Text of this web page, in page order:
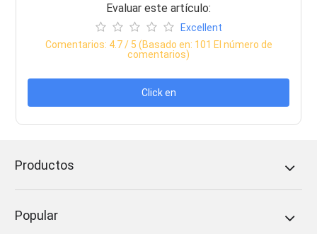
Evaluar este artículo:
Excellent
Comentarios: 4.7/ 5 (Basado en: 101 El número de
comentarios)
Click en
Productos
Popular